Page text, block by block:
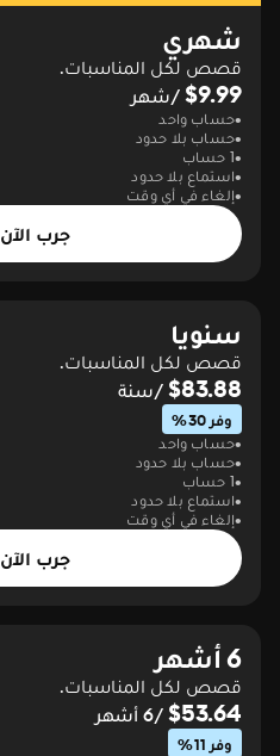
شهري
قصص لكل المناسبات.
$9.99 /شهر
حساب واحد
حساب بلا حدود
1 حساب
استماع بلا حدود
إلغاء في أي وقت
جرب الآن
سنويا
قصص لكل المناسبات.
$83.88 /سنة
وفر 30%
حساب واحد
حساب بلا حدود
1 حساب
استماع بلا حدود
إلغاء في أي وقت
جرب الآن
6 أشهر
قصص لكل المناسبات.
$53.64 /6 أشهر
وفر 11%